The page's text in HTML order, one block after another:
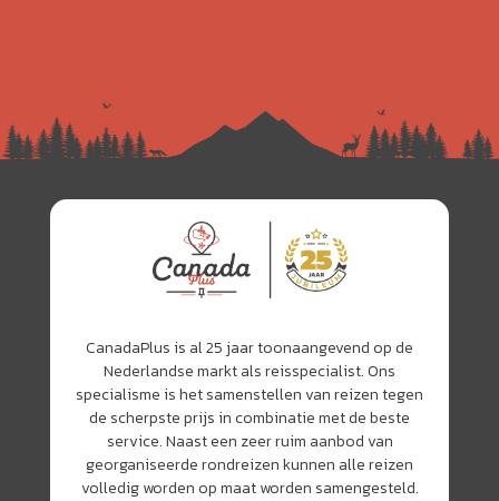
CanadaPlus is al 25 jaar toonaangevend op de
Nederlandse markt als reisspecialist. Ons
specialisme is het samenstellen van reizen tegen
de scherpste prijs in combinatie met de beste
service. Naast een zeer ruim aanbod van
georganiseerde rondreizen kunnen alle reizen
volledig worden op maat worden samengesteld.